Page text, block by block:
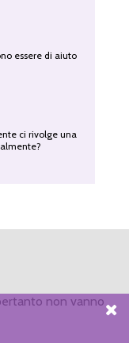
essere di aiuto
ci rivolge una
non vanno